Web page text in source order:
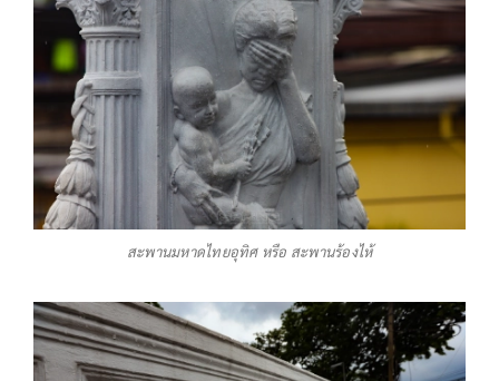
สะพานมหาดไทยอุทิศ หรือ สะพานร้องไห้